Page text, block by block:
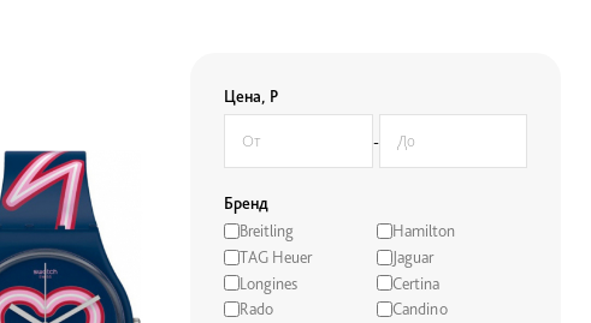
Цена, Р
-
Бренд
Breitling
TAG Heuer
Longines
Rado
Hamilton
Jaguar
Certina
Candino